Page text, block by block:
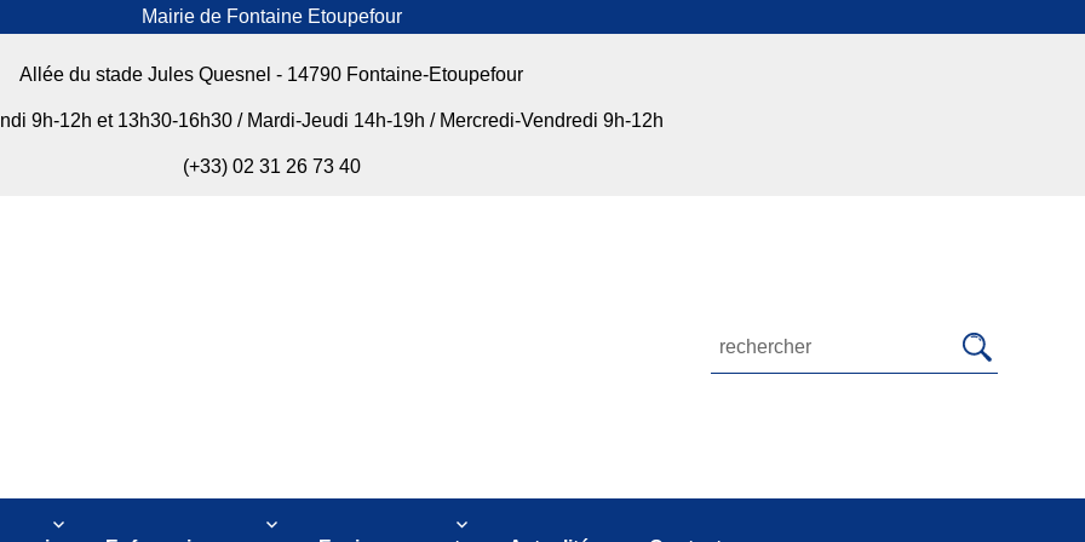
Mairie de Fontaine Etoupefour
Allée du stade Jules Quesnel - 14790 Fontaine-Etoupefour
9h-12h et 13h30-16h30 / Mardi-Jeudi 14h-19h / Mercredi-Vendredi 9h-12h
(+33) 02 31 26 73 40